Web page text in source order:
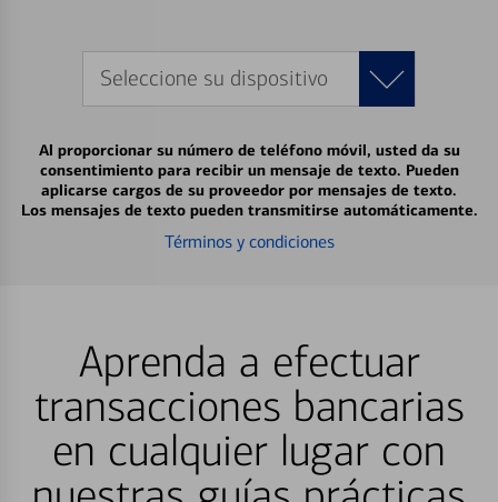
Seleccione su dispositivo
Al proporcionar su número de teléfono móvil, usted da su
consentimiento para recibir un mensaje de texto. Pueden
aplicarse cargos de su proveedor por mensajes de texto.
Los mensajes de texto pueden transmitirse automáticamente.
Términos y condiciones
Aprenda a efectuar
transacciones bancarias
en cualquier lugar con